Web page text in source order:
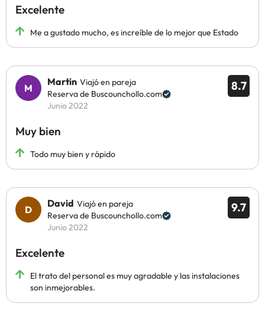
Excelente
Me a gustado mucho, es increíble de lo mejor que Estado
8.7
Martin Viajó en pareja
Reserva de Buscounchollo.com
Junio 2022
Muy bien
Todo muy bien y rápido
9.7
David Viajó en pareja
Reserva de Buscounchollo.com
Junio 2022
Excelente
El trato del personal es muy agradable y las instalaciones
son inmejorables.